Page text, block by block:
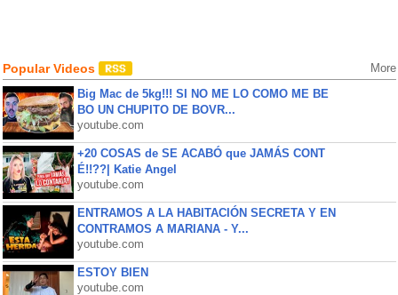
Popular Videos More
Big Mac de 5kg!!! SI NO ME LO COMO ME BE
BO UN CHUPITO DE BOVR...
youtube.com
+20 COSAS de SE ACABÓ que JAMÁS CONT
É!!??| Katie Angel
youtube.com
ENTRAMOS A LA HABITACIÓN SECRETA Y EN
CONTRAMOS A MARIANA - Y...
youtube.com
ESTOY BIEN
youtube.com